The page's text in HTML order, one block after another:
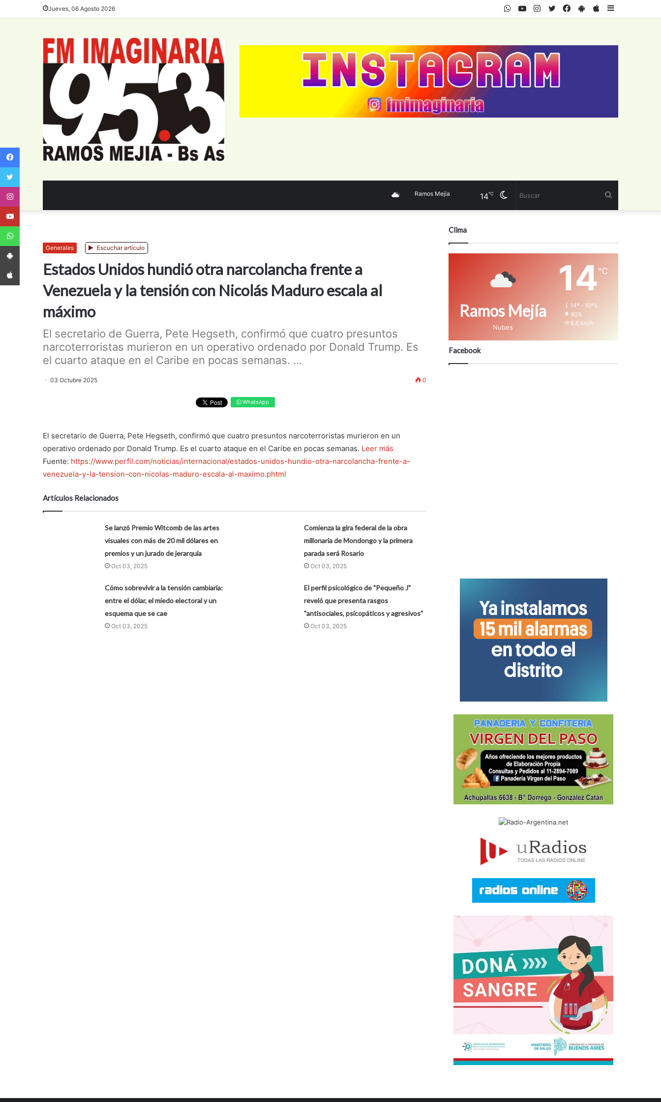
Jueves, 06 Agosto 2026 AppStore
PlayStore
Facebook
Twitter
Instagram
Youtube
WhatsApp
Cambiar
Ramos Mejía 14℃
Generales Escuchar artículo
Estados Unidos hundió otra narcolancha frente a
Venezuela y la tensión con Nicolás Maduro escala al
máximo
El secretario de Guerra, Pete Hegseth, confirmó que cuatro presuntos
narcoterroristas murieron en un operativo ordenado por Donald Trump. Es
el cuarto ataque en el Caribe en pocas semanas. ...
03 Octubre 2025 0
WhatsApp
El secretario de Guerra, Pete Hegseth, confirmó que cuatro presuntos narcoterroristas murieron en un
operativo ordenado por Donald Trump. Es el cuarto ataque en el Caribe en pocas semanas. Leer más
Fuente: https://www.perfil.com/noticias/internacional/estados-unidos-hundio-otra-narcolancha-frente-a-
venezuela-y-la-tension-con-nicolas-maduro-escala-al-maximo.phtml
Artículos Relacionados
Se lanzó Premio Witcomb de las artes
visuales con más de 20 mil dólares en
premios y un jurado de jerarquía
Oct 03, 2025
Comienza la gira federal de la obra
millonaria de Mondongo y la primera
parada será Rosario
Oct 03, 2025
Cómo sobrevivir a la tensión cambiaria:
entre el dólar, el miedo electoral y un
esquema que se cae
Oct 03, 2025
El perfil psicológico de "Pequeño J"
reveló que presenta rasgos
"antisociales, psicopáticos y agresivos"
Oct 03, 2025
Clima
Ramos Mejía
Nubes
14℃
14º - 15º%
90%
6.6 km/h
Facebook
Facebook
App Android